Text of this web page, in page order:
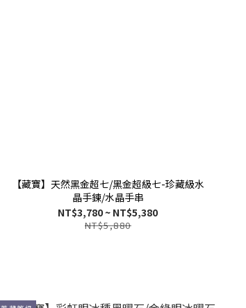
【藏寶】天然黑金超七/黑金超級七-珍藏級水
晶手鍊/水晶手串
NT$3,780 ~ NT$5,380
NT$5,880